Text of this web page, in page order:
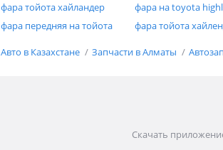
фара тойота хайландер
фара на toyota
фара передняя на тойота
фара тойота
Авто в Казахстане Запчасти в Алматы
Скачать